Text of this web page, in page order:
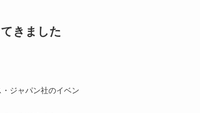
きました
ジャパン社のイベン